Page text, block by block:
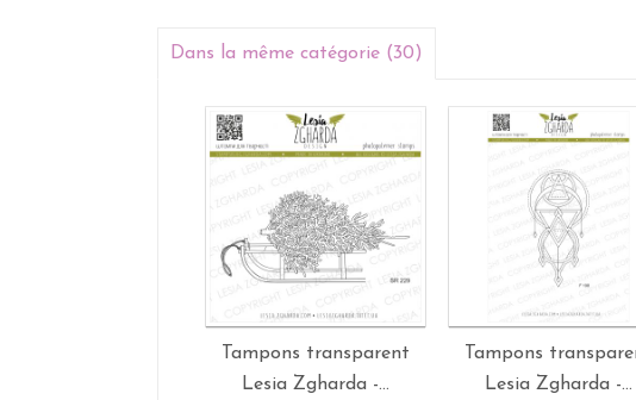
Dans la même catégorie (30)
Tampons transparent
Lesia Zgharda -...
Tampons
Lesia Zgharda -...